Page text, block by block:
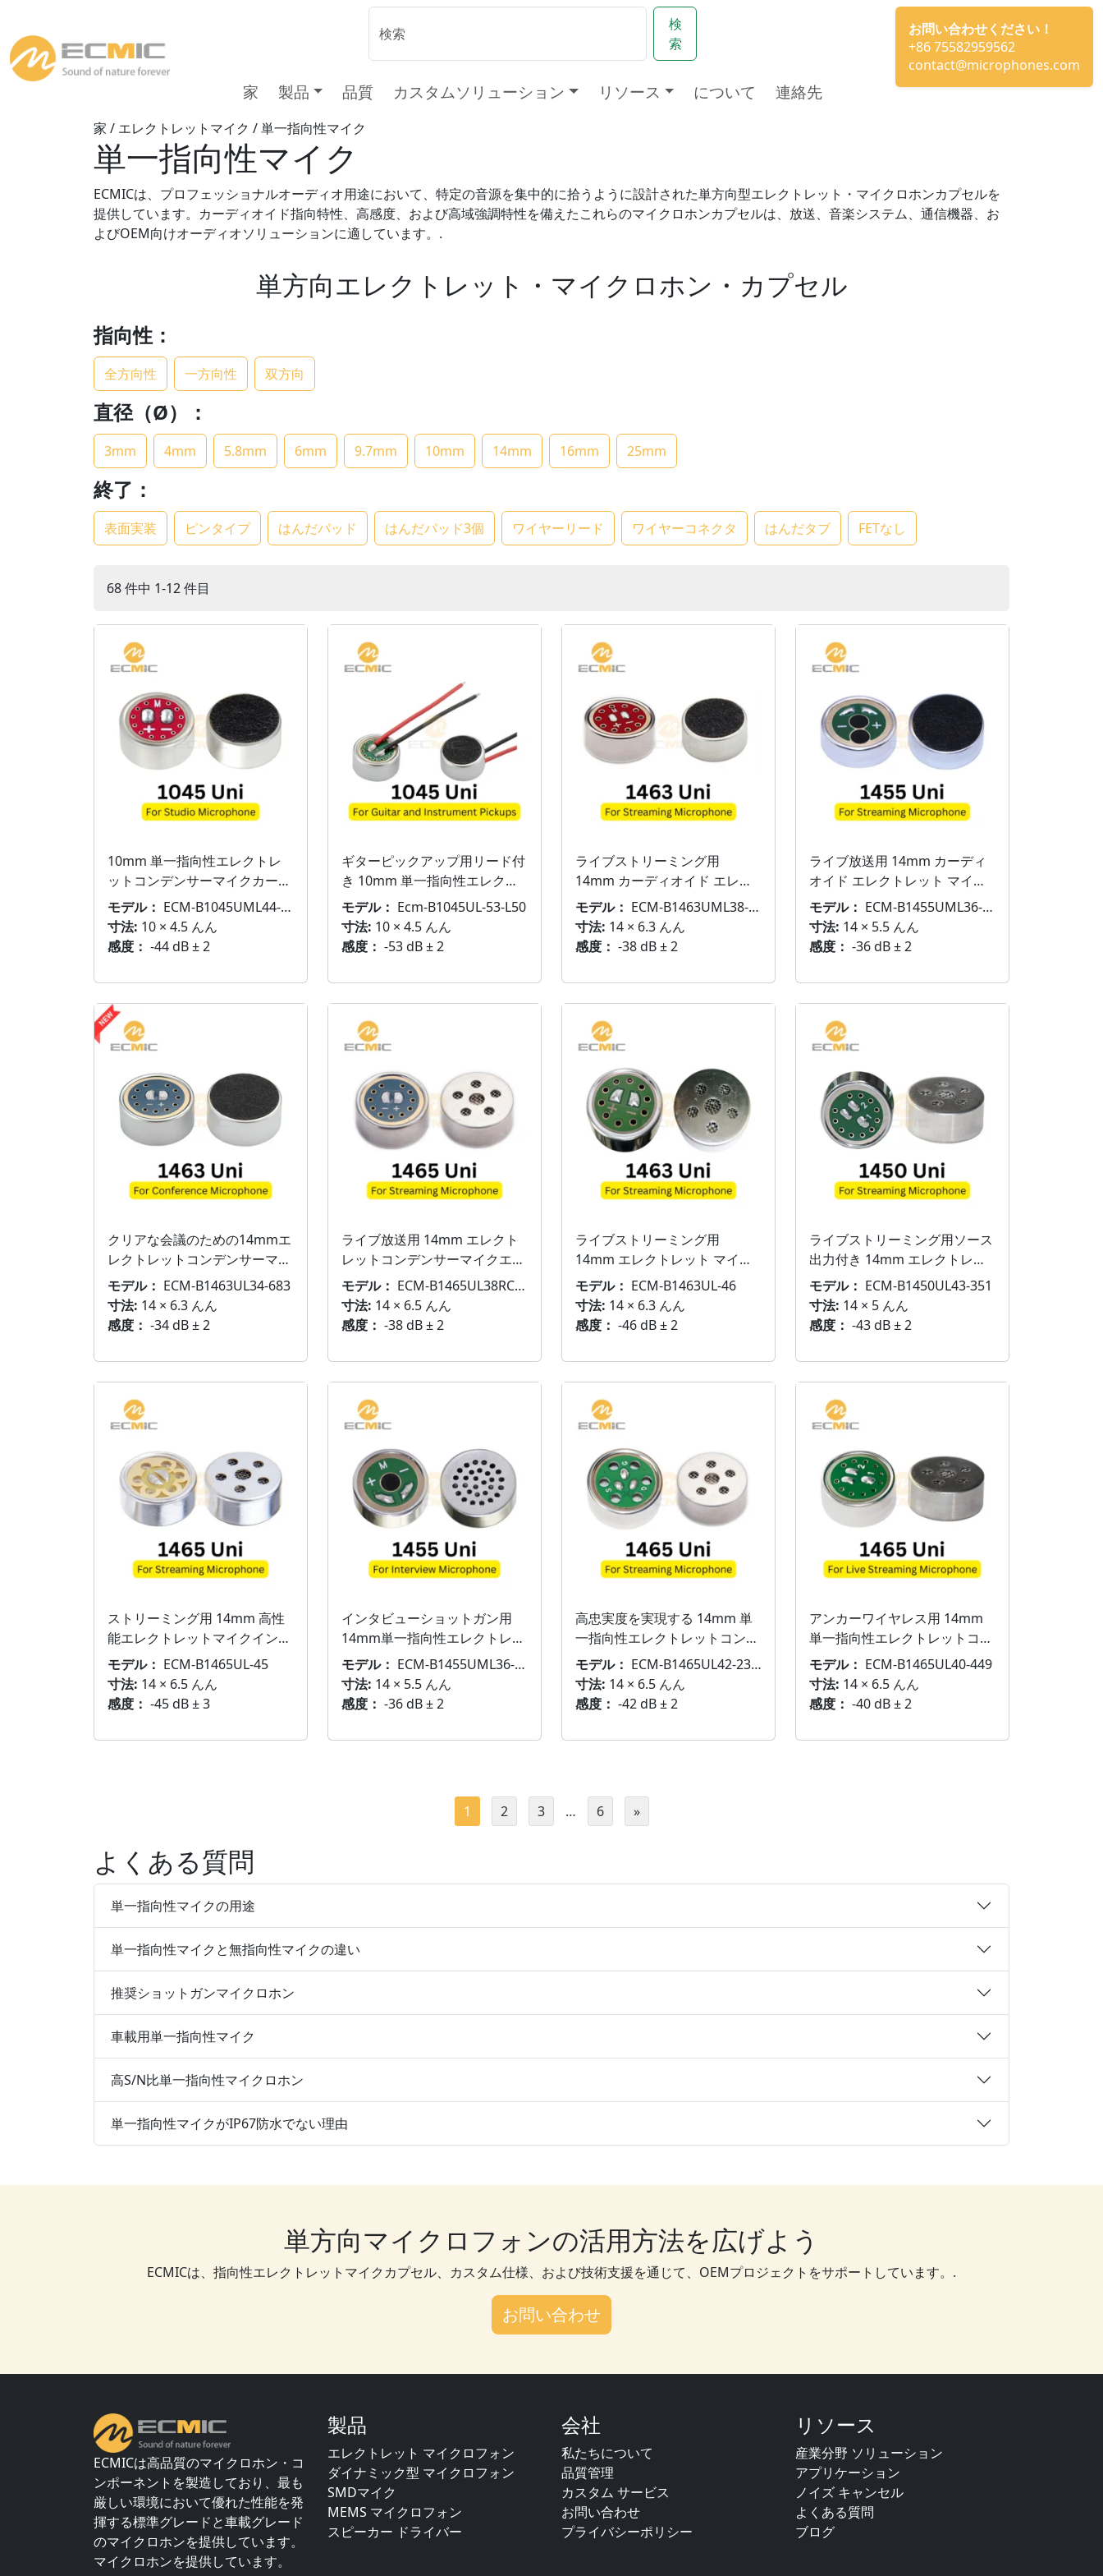
検
索
家 製品 品質 カスタムソリューション リソース について 連絡先
お問い合わせください！
+86 75582959562
contact@microphones.com
家 / エレクトレットマイク / 単一指向性マイク
単一指向性マイク
ECMICは、プロフェッショナルオーディオ用途において、特定の音源を集中的に拾うように設計された単方向型エレクトレット・マイクロホンカプセルを
提供しています。カーディオイド指向特性、高感度、および高域強調特性を備えたこれらのマイクロホンカプセルは、放送、音楽システム、通信機器、お
よびOEM向けオーディオソリューションに適しています。.
単方向エレクトレット・マイクロホン・カプセル
指向性：
全方向性 一方向性 双方向
直径（Ø）：
3mm 4mm 5.8mm 6mm 9.7mm 10mm 14mm 16mm 25mm
終了：
表面実装 ピンタイプ はんだパッド はんだパッド3個 ワイヤーリード ワイヤーコネクタ はんだタブ FETなし
68 件中 1-12 件目
10mm 単一指向性エレクトレ
ットコンデンサーマイクカート
リッジ
モデル： ECM-B1045UML44-464
寸法: 10 × 4.5 んん
感度： -44 dB ± 2
ギターピックアップ用リード付
き 10mm 単一指向性エレクト
レット マイク エレメント
モデル： Ecm-B1045UL-53-L50
寸法: 10 × 4.5 んん
感度： -53 dB ± 2
ライブストリーミング用
14mm カーディオイド エレク
トレット マイク エレメント
モデル： ECM-B1463UML38-727
寸法: 14 × 6.3 んん
感度： -38 dB ± 2
ライブ放送用 14mm カーディ
オイド エレクトレット マイク
インサート
モデル： ECM-B1455UML36-813
寸法: 14 × 5.5 んん
感度： -36 dB ± 2
クリアな会議のための14mmエ
レクトレットコンデンサーマイ
クエレメント
モデル： ECM-B1463UL34-683
寸法: 14 × 6.3 んん
感度： -34 dB ± 2
ライブ放送用 14mm エレクト
レットコンデンサーマイクエレ
メント
モデル： ECM-B1465UL38RC-110
寸法: 14 × 6.5 んん
感度： -38 dB ± 2
ライブストリーミング用
14mm エレクトレット マイク
カプセル
モデル： ECM-B1463UL-46
寸法: 14 × 6.3 んん
感度： -46 dB ± 2
ライブストリーミング用ソース
出力付き 14mm エレクトレッ
ト マイク
モデル： ECM-B1450UL43-351
寸法: 14 × 5 んん
感度： -43 dB ± 2
ストリーミング用 14mm 高性
能エレクトレットマイクインサ
ート
モデル： ECM-B1465UL-45
寸法: 14 × 6.5 んん
感度： -45 dB ± 3
インタビューショットガン用
14mm単一指向性エレクトレッ
トコンデンサーマイクカートリ
ッジ
モデル： ECM-B1455UML36-600
寸法: 14 × 5.5 んん
感度： -36 dB ± 2
高忠実度を実現する 14mm 単
一指向性エレクトレットコンデ
ンサーマイクエレメント
モデル： ECM-B1465UL42-231165
寸法: 14 × 6.5 んん
感度： -42 dB ± 2
アンカーワイヤレス用 14mm
単一指向性エレクトレットコン
デンサーマイクインサート
モデル： ECM-B1465UL40-449
寸法: 14 × 6.5 んん
感度： -40 dB ± 2
1 2 3 … 6 »
よくある質問
単一指向性マイクの用途
単一指向性マイクと無指向性マイクの違い
推奨ショットガンマイクロホン
車載用単一指向性マイク
高S/N比単一指向性マイクロホン
単一指向性マイクがIP67防水でない理由
単方向マイクロフォンの活用方法を広げよう
ECMICは、指向性エレクトレットマイクカプセル、カスタム仕様、および技術支援を通じて、OEMプロジェクトをサポートしています。.
お問い合わせ
ECMICは高品質のマイクロホン・コ
ンポーネントを製造しており、最も
厳しい環境において優れた性能を発
揮する標準グレードと車載グレード
のマイクロホンを提供しています。
マイクロホンを提供しています。
製品
エレクトレット マイクロフォン
ダイナミック型 マイクロフォン
SMDマイク
MEMS マイクロフォン
スピーカー ドライバー
会社
私たちについて
品質管理
カスタム サービス
お問い合わせ
プライバシーポリシー
リソース
産業分野 ソリューション
アプリケーション
ノイズ キャンセル
よくある質問
ブログ